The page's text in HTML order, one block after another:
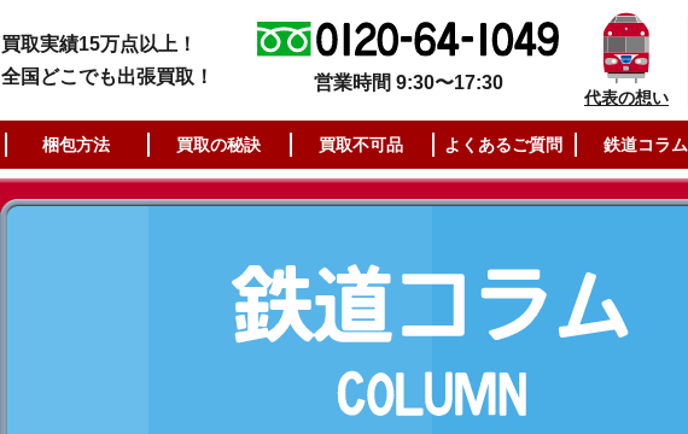
買取実績15万点以上！
全国どこでも出張買取！
営業時間 9:30〜17:30
代表の想い
梱包方法 買取の秘訣 買取不可品 よくあるご質問 鉄道コラム